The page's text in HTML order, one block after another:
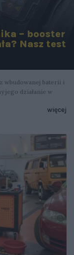
– booster
Nasz test
wbudowanej baterii i
jego działanie w
więcej